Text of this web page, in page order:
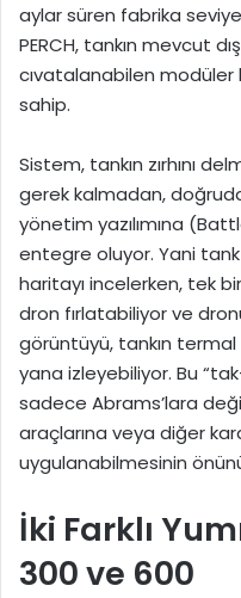
aylar süren fabrika
PERCH, tankın mevcut
cıvatalanabilen modüler
sahip.
Sistem, tankın zırhını
gerek kalmadan,
yönetim yazılımına
entegre oluyor. Yani
haritayı incelerken, tek
dron fırlatabiliyor ve
görüntüyü, tankın
yana izleyebiliyor. Bu
sadece Abrams’lara
araçlarına veya diğer
uygulanabilmesinin
İki Farklı
300 ve 600